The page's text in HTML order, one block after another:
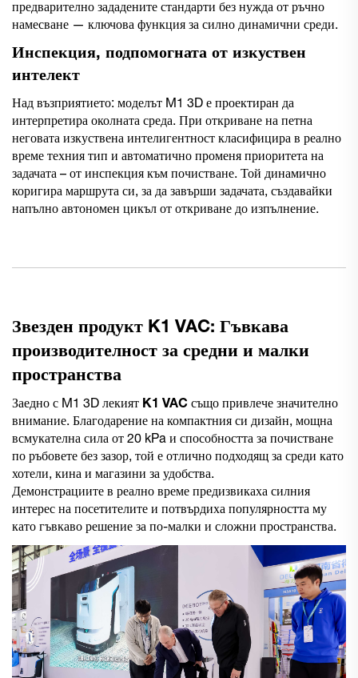
предварително зададените стандарти без нужда от ръчно
намесване — ключова функция за силно динамични среди.
Инспекция, подпомогната от изкуствен
интелект
Над възприятието: моделът M1 3D е проектиран да
интерпретира околната среда. При откриване на петна
неговата изкуствена интелигентност класифицира в реално
време техния тип и автоматично променя приоритета на
задачата – от инспекция към почистване. Той динамично
коригира маршрута си, за да завърши задачата, създавайки
напълно автономен цикъл от откриване до изпълнение.
Звезден продукт K1 VAC: Гъвкава
производителност за средни и малки
пространства
Заедно с M1 3D лекият K1 VAC също привлече значително
внимание. Благодарение на компактния си дизайн, мощна
всмукателна сила от 20 kPa и способността за почистване
по ръбовете без зазор, той е отлично подходящ за среди като
хотели, кина и магазини за удобства.
Демонстрациите в реално време предизвикаха силния
интерес на посетителите и потвърдиха популярността му
като гъвкаво решение за по-малки и сложни пространства.